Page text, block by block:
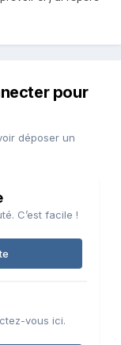
pour
déposer un
C’est facile !
vous ici.